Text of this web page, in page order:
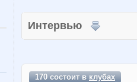
Интервью
170 состоит вклубах